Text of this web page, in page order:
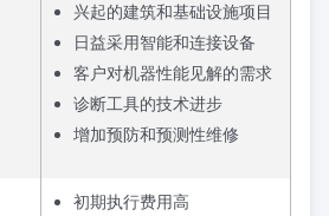
兴起的建筑和基础设施项目
日益采用智能和连接设备
客户对机器性能见解的需求
诊断工具的技术进步
增加预防和预测性维修
初期执行费用高